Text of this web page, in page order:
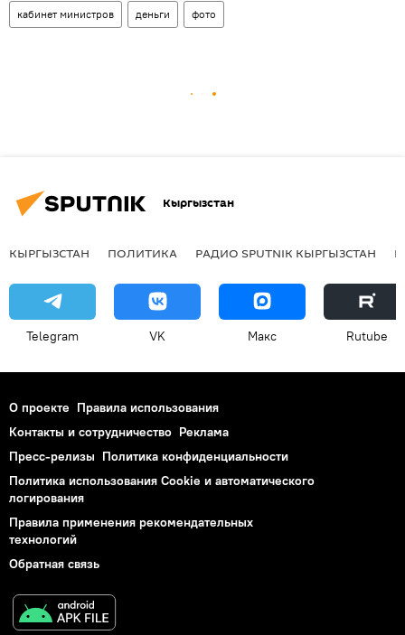
кабинет министров деньги фото
Кыргызстан
КЫРГЫЗСТАН ПОЛИТИКА РАДИО SPUTNIK КЫРГЫЗСТАН
Telegram VK Макс Rutube
О проекте Правила использования
Контакты и сотрудничество Реклама
Пресс-релизы Политика конфиденциальности
Политика использования Cookie и автоматического
логирования
Правила применения рекомендательных
технологий
Обратная связь